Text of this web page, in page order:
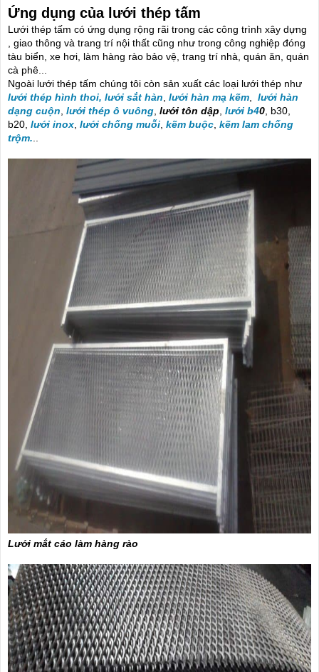
Ứng dụng của lưới thép tấm
Lưới thép tấm có ứng dụng rộng rãi trong các công trình xây dựng
, giao thông và trang trí nội thất cũng như trong công nghiệp đóng
tàu biển, xe hơi, làm hàng rào bảo vệ, trang trí nhà, quán ăn, quán
cà phê...
Ngoài lưới thép tấm chúng tôi còn sản xuất các loại lưới thép như
lưới thép hình thoi, lưới sắt hàn lưới hàn mạ kẽm
lưới hàn
dạng cuộn lưới thép ô vuông lưới tôn dập lưới b40 , b30,
b20, lưới inox lưới chống muỗi kẽm buộc kẽm lam chống
trộm.
Lưới mắt cáo làm hàng rào